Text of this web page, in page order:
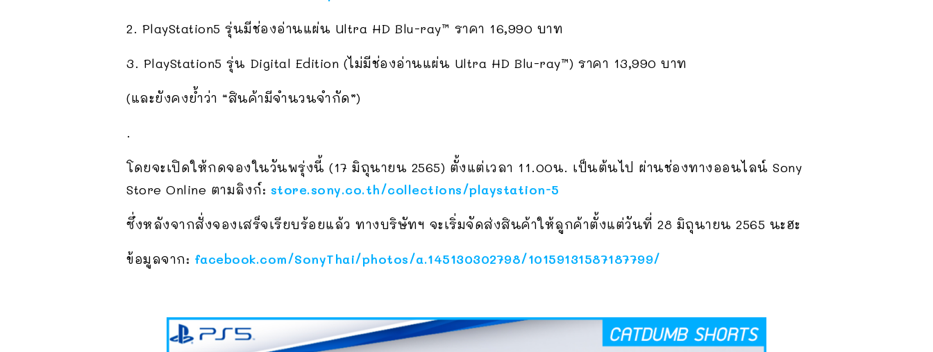
2. PlayStation5 รุ่นมีช่องอ่านแผ่น Ultra HD Blu-ray™ ราคา 16,990 บาท
3. PlayStation5 รุ่น Digital Edition (ไม่มีช่องอ่านแผ่น Ultra HD Blu-ray™) ราคา 13,990 บาท
(และยังคงย้ำว่า “สินค้ามีจำนวนจำกัด”)
.
โดยจะเปิดให้กดจองในวันพรุ่งนี้ (17 มิถุนายน 2565) ตั้งแต่เวลา 11.00น. เป็นต้นไป ผ่านช่องทางออนไลน์ Sony
Store Online ตามลิงก์: store.sony.co.th/collections/playstation-5
ซึ่งหลังจากสั่งจองเสร็จเรียบร้อยแล้ว ทางบริษัทฯ จะเริ่มจัดส่งสินค้าให้ลูกค้าตั้งแต่วันที่ 28 มิถุนายน 2565 นะฮะ
ข้อมูลจาก: facebook.com/SonyThai/photos/a.145130302798/10159131587187799/